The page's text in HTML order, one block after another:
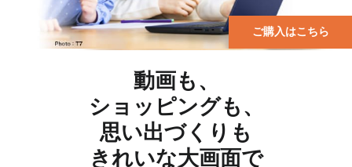
ご購入はこちら
動画も、
ショッピングも、
思い出づくりも
きれいな大画面で
高速でパワフルなWindowsが、
これまで以上に
安全になりました。
Meet the Computer you can talk to.